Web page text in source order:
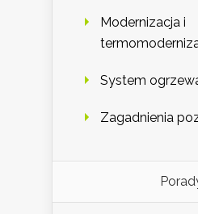
Modernizacja i
System
Zagadnienia